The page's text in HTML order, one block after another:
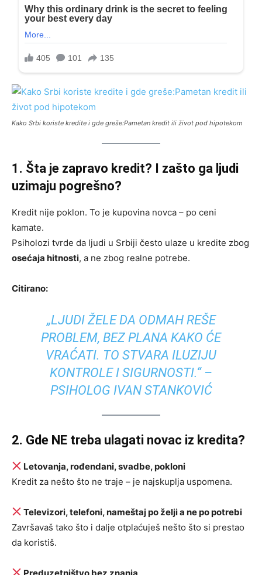
Kako Srbi koriste kredite i gde greše:Pametan kredit ili život pod hipotekom
1. Šta je zapravo kredit? I zašto ga ljudi
uzimaju pogrešno?
Kredit nije poklon. To je kupovina novca – po ceni
kamate.
Psiholozi tvrde da ljudi u Srbiji često ulaze u kredite zbog
osećaja hitnosti, a ne zbog realne potrebe.
Citirano:
„LJUDI ŽELE DA ODMAH REŠE
PROBLEM, BEZ PLANA KAKO ĆE
VRAĆATI. TO STVARA ILUZIJU
KONTROLE I SIGURNOSTI.“ –
PSIHOLOG IVAN STANKOVIĆ
2. Gde NE treba ulagati novac iz kredita?
Letovanja, rođendani, svadbe, pokloni
Kredit za nešto što ne traje – je najskuplja uspomena.
Televizori, telefoni, nameštaj po želji a ne po potrebi
Završavaš tako što i dalje otplaćuješ nešto što si prestao
da koristiš.